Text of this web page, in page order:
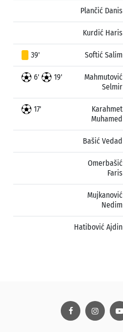
Plančić Danis
Kurdić Haris
39' Softić Salim
6' 19'
Mahmutović
Selmir
17'
Karahmet
Muhamed
Bašić Vedad
Omerbašić
Faris
Mujkanović
Nedim
Hatibović Ajdin